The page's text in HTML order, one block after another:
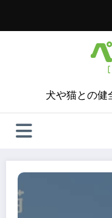
犬や猫との健